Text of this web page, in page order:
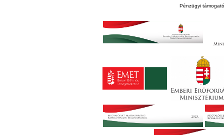
Pénzügyi